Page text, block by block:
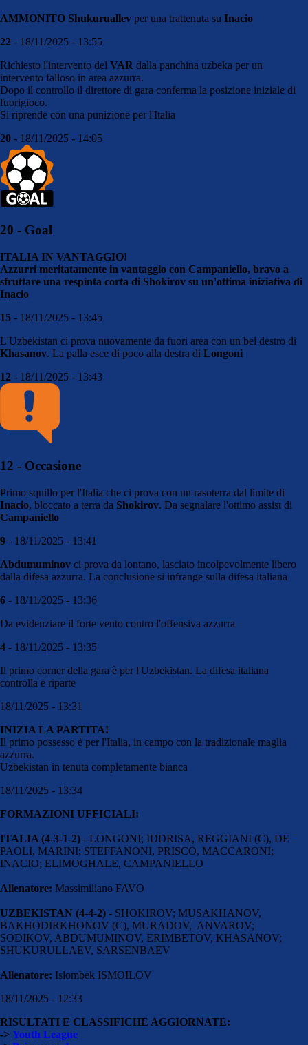
AMMONITO Shukuruallev per una trattenuta su Inacio
22 - 18/11/2025 - 13:55
Richiesto l'intervento del VAR dalla panchina uzbeka per un
intervento falloso in area azzurra.
Dopo il controllo il direttore di gara conferma la posizione iniziale di
fuorigioco.
Si riprende con una punizione per l'Italia
20 - 18/11/2025 - 14:05
20 - Goal
ITALIA IN VANTAGGIO!
Azzurri meritatamente in vantaggio con Campaniello, bravo a
sfruttare una respinta corta di Shokirov su un'ottima iniziativa di
Inacio
15 - 18/11/2025 - 13:45
L'Uzbekistan ci prova nuovamente da fuori area con un bel destro di
Khasanov. La palla esce di poco alla destra di Longoni
12 - 18/11/2025 - 13:43
12 - Occasione
Primo squillo per l'Italia che ci prova con un rasoterra dal limite di
Inacio, bloccato a terra da Shokirov. Da segnalare l'ottimo assist di
Campaniello
9 - 18/11/2025 - 13:41
Abdumuminov ci prova da lontano, lasciato incolpevolmente libero
dalla difesa azzurra. La conclusione si infrange sulla difesa italiana
6 - 18/11/2025 - 13:36
Da evidenziare il forte vento contro l'offensiva azzurra
4 - 18/11/2025 - 13:35
Il primo corner della gara è per l'Uzbekistan. La difesa italiana
controlla e riparte
18/11/2025 - 13:31
INIZIA LA PARTITA!
Il primo possesso è per l'Italia, in campo con la tradizionale maglia
azzurra.
Uzbekistan in tenuta completamente bianca
18/11/2025 - 13:34
FORMAZIONI UFFICIALI:
ITALIA (4-3-1-2) - LONGONI; IDDRISA, REGGIANI (C), DE
PAOLI, MARINI; STEFFANONI, PRISCO, MACCARONI;
INACIO; ELIMOGHALE, CAMPANIELLO
Allenatore: Massimiliano FAVO
UZBEKISTAN (4-4-2) - SHOKIROV; MUSAKHANOV,
BAKHODIRKHONOV (C), MURADOV, ANVAROV;
SODIKOV, ABDUMUMINOV, ERIMBETOV, KHASANOV;
SHUKURULLAEV, SARSENBAEV
Allenatore: Islombek ISMOILOV
18/11/2025 - 12:33
RISULTATI E CLASSIFICHE AGGIORNATE:
-> Youth League